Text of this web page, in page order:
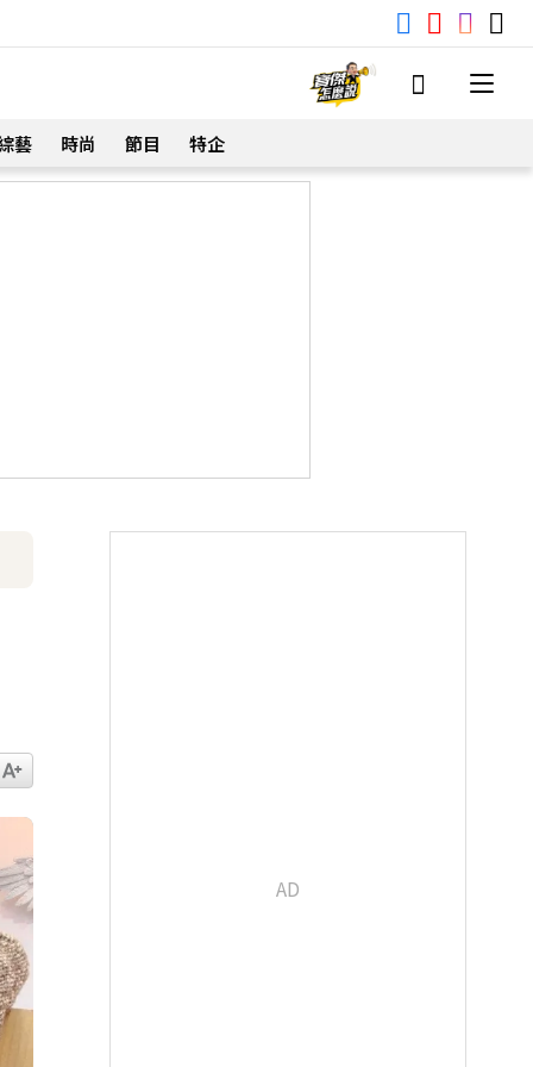
藝 時尚 節目 特企